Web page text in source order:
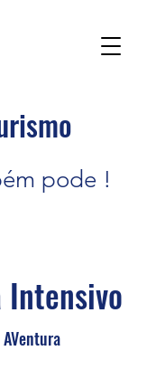
pode !
Intensivo